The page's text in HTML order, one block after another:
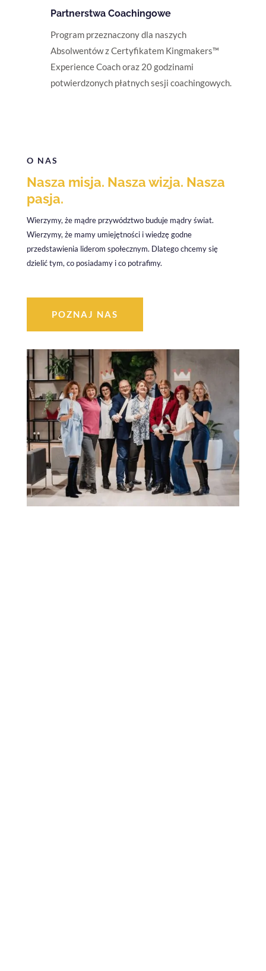
Partnerstwa Coachingowe
Program przeznaczony dla naszych
Absolwentów z Certyfikatem Kingmakers™
Experience Coach oraz 20 godzinami
potwierdzonych płatnych sesji coachingowych.
O NAS
Nasza misja. Nasza wizja. Nasza
pasja.
Wierzymy, że mądre przywództwo buduje mądry świat.
Wierzymy, że mamy umiejętności i wiedzę godne
przedstawienia liderom społecznym. Dlatego chcemy się
dzielić tym, co posiadamy i co potrafimy.
POZNAJ NAS